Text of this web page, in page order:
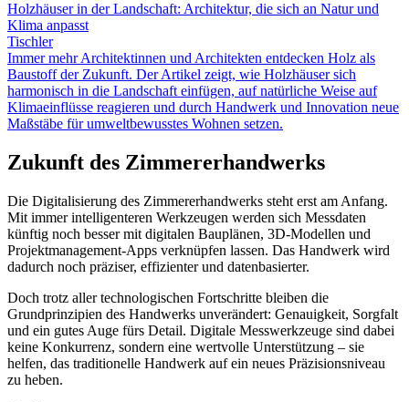
Holzhäuser in der Landschaft: Architektur, die sich an Natur und
Klima anpasst
Tischler
Immer mehr Architektinnen und Architekten entdecken Holz als
Baustoff der Zukunft. Der Artikel zeigt, wie Holzhäuser sich
harmonisch in die Landschaft einfügen, auf natürliche Weise auf
Klimaeinflüsse reagieren und durch Handwerk und Innovation neue
Maßstäbe für umweltbewusstes Wohnen setzen.
Zukunft des Zimmererhandwerks
Die Digitalisierung des Zimmererhandwerks steht erst am Anfang.
Mit immer intelligenteren Werkzeugen werden sich Messdaten
künftig noch besser mit digitalen Bauplänen, 3D-Modellen und
Projektmanagement-Apps verknüpfen lassen. Das Handwerk wird
dadurch noch präziser, effizienter und datenbasierter.
Doch trotz aller technologischen Fortschritte bleiben die
Grundprinzipien des Handwerks unverändert: Genauigkeit, Sorgfalt
und ein gutes Auge fürs Detail. Digitale Messwerkzeuge sind dabei
keine Konkurrenz, sondern eine wertvolle Unterstützung – sie
helfen, das traditionelle Handwerk auf ein neues Präzisionsniveau
zu heben.